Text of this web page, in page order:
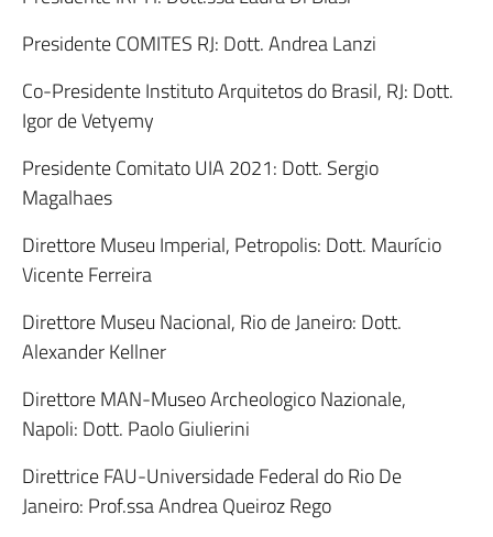
Presidente COMITES RJ: Dott. Andrea Lanzi
Co-Presidente Instituto Arquitetos do Brasil, RJ: Dott.
Igor de Vetyemy
Presidente Comitato UIA 2021: Dott. Sergio
Magalhaes
Direttore Museu Imperial, Petropolis: Dott. Maurício
Vicente Ferreira
Direttore Museu Nacional, Rio de Janeiro: Dott.
Alexander Kellner
Direttore MAN-Museo Archeologico Nazionale,
Napoli: Dott. Paolo Giulierini
Direttrice FAU-Universidade Federal do Rio De
Janeiro: Prof.ssa Andrea Queiroz Rego